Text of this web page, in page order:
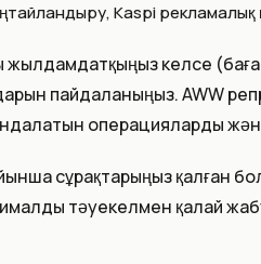
Kaspi
жылдамдатқыңыз келсе
пайдаланыңыз. AWW
операцияларды
сұрақтарыңыз қалған
тәуекелмен қалай